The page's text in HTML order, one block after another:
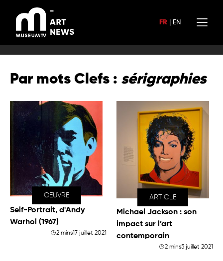
contenu
FR EN
Par mots Clefs : sérigraphies
OEUVRE
Self-Portrait, d'Andy
Warhol (1967)
2 mins17 juillet 2021
ARTICLE
Michael Jackson : son
impact sur l’art
contemporain
2 mins5 juillet 2021